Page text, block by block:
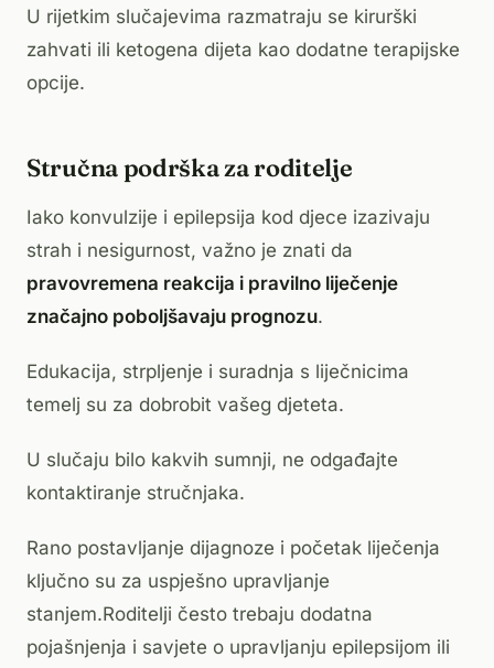
U rijetkim slučajevima razmatraju se kirurški
zahvati ili ketogena dijeta kao dodatne terapijske
opcije.
Stručna podrška za roditelje
Iako konvulzije i epilepsija kod djece izazivaju
strah i nesigurnost, važno je znati da
pravovremena reakcija i pravilno liječenje
značajno poboljšavaju prognozu.
Edukacija, strpljenje i suradnja s liječnicima
temelj su za dobrobit vašeg djeteta.
U slučaju bilo kakvih sumnji, ne odgađajte
kontaktiranje stručnjaka.
Rano postavljanje dijagnoze i početak liječenja
ključno su za uspješno upravljanje
stanjem.Roditelji često trebaju dodatna
pojašnjenja i savjete o upravljanju epilepsijom ili